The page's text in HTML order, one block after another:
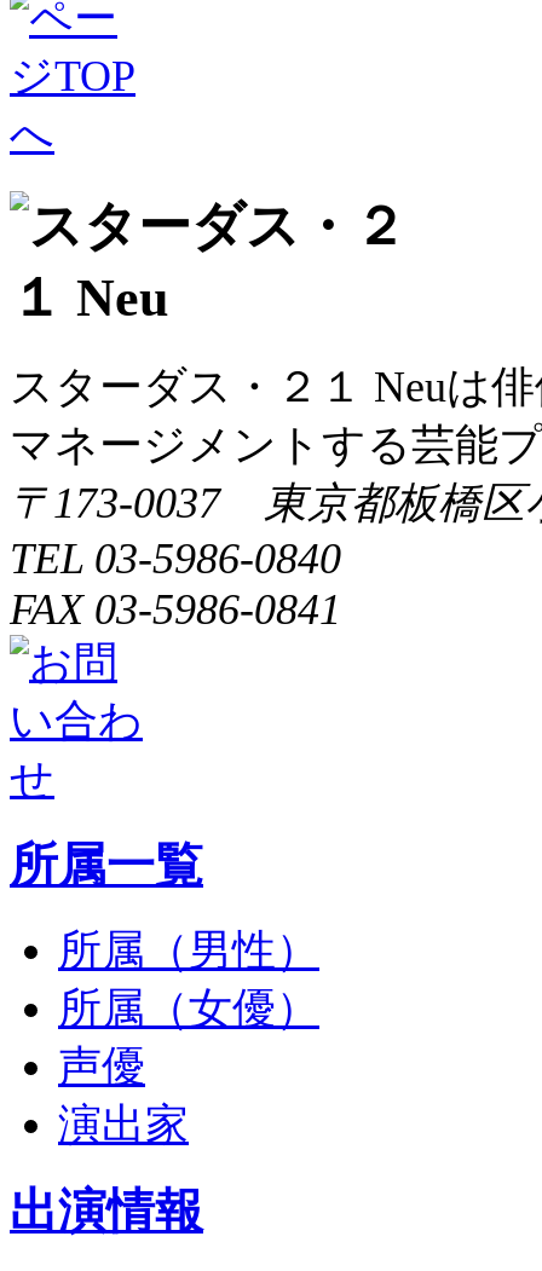
スターダス・２１ Neuは
マネージメントする芸能
〒173-0037 東京都板橋区
TEL 03-5986-0840
FAX 03-5986-0841
所属一覧
所属（男性）
所属（女優）
声優
演出家
出演情報